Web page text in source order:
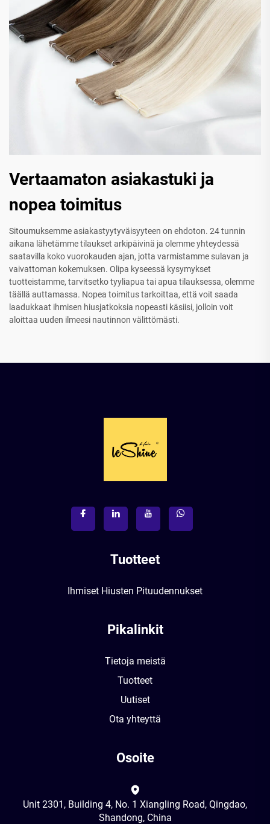
Vertaamaton asiakastuki ja
nopea toimitus
Sitoumuksemme asiakastyytyväisyyteen on ehdoton. 24 tunnin
aikana lähetämme tilaukset arkipäivinä ja olemme yhteydessä
saatavilla koko vuorokauden ajan, jotta varmistamme sulavan ja
vaivattoman kokemuksen. Olipa kyseessä kysymykset
tuotteistamme, tarvitsetko tyyliapua tai apua tilauksessa, olemme
täällä auttamassa. Nopea toimitus tarkoittaa, että voit saada
laadukkaat ihmisen hiusjatkoksia nopeasti käsiisi, jolloin voit
aloittaa uuden ilmeesi nautinnon välittömästi.
Tuotteet
Ihmiset Hiusten Pituudennukset
Pikalinkit
Tietoja meistä
Tuotteet
Uutiset
Ota yhteyttä
Osoite
Unit 2301, Building 4, No. 1 Xiangling Road, Qingdao,
Shandong, China